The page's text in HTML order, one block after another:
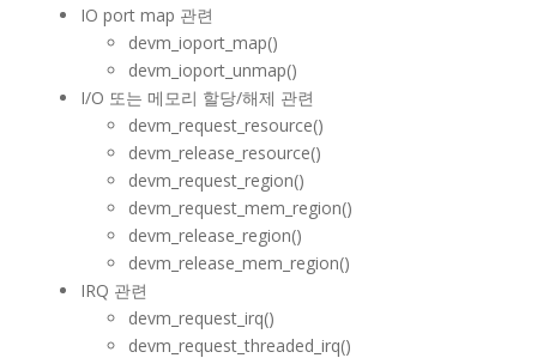
IO port map 관련
devm_ioport_map()
devm_ioport_unmap()
I/O 또는 메모리 할당/해제 관련
devm_request_resource()
devm_release_resource()
devm_request_region()
devm_request_mem_region()
devm_release_region()
devm_release_mem_region()
IRQ 관련
devm_request_irq()
devm_request_threaded_irq()